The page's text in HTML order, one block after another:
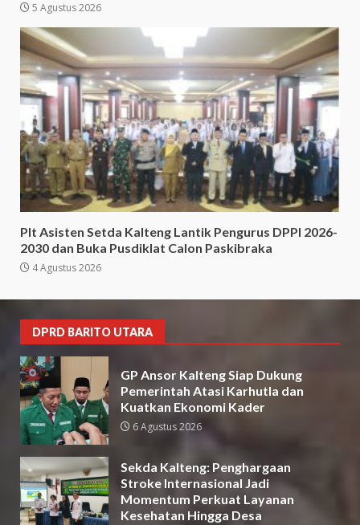
5 Agustus 2026
Plt Asisten Setda Kalteng Lantik Pengurus DPPI 2026-
2030 dan Buka Pusdiklat Calon Paskibraka
4 Agustus 2026
DPRD BARITO UTARA
GP Ansor Kalteng Siap Dukung
Pemerintah Atasi Karhutla dan
Kuatkan Ekonomi Kader
6 Agustus 2026
Sekda Kalteng: Penghargaan
Stroke Internasional Jadi
Momentum Perkuat Layanan
Kesehatan Hingga Desa